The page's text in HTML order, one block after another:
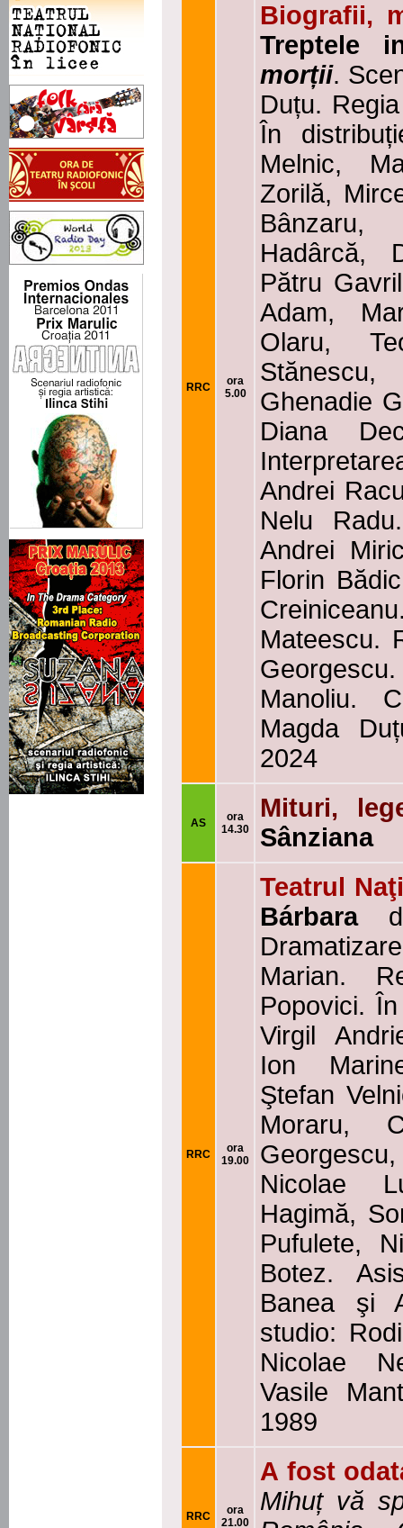
RRC
ora
5.00
Biografii,
Treptele
morții.
Duțu.
În
Melnic,
Zorilă,
Hadârcă,
Pătru
Adam,
Olaru,
Ghenadie
Diana
Andrei
Nelu
Andrei
Florin
Mateescu.
Manoliu.
Magda
2024
AS
ora
14.30
Mituri,
Sânziana
RRC
ora
19.00
Teatrul
Bárbara
Marian.
Popovici.
Virgil
Ion
Ştefan
Moraru,
Nicolae
Hagimă,
Pufulete,
Botez.
Banea şi
studio:
Nicolae
Vasile
1989
RRC
ora
21.00
A fost
Mihuț vă